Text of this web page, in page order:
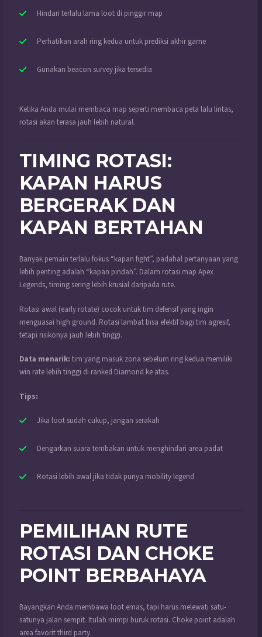
Hindari terlalu lama loot di pinggir map
Perhatikan arah ring kedua untuk prediksi akhir game
Gunakan beacon survey jika tersedia
Ketika Anda mulai membaca map seperti membaca peta lalu lintas,
rotasi akan terasa jauh lebih natural.
TIMING ROTASI:
KAPAN HARUS
BERGERAK DAN
KAPAN BERTAHAN
Banyak pemain terlalu fokus “kapan fight”, padahal pertanyaan yang
lebih penting adalah “kapan pindah”. Dalam rotasi map Apex
Legends, timing sering lebih krusial daripada rute.
Rotasi awal (early rotate) cocok untuk tim defensif yang ingin
menguasai high ground. Rotasi lambat bisa efektif bagi tim agresif,
tetapi risikonya jauh lebih tinggi.
Data menarik: tim yang masuk zona sebelum ring kedua memiliki
win rate lebih tinggi di ranked Diamond ke atas.
Tips:
Jika loot sudah cukup, jangan serakah
Dengarkan suara tembakan untuk menghindari area padat
Rotasi lebih awal jika tidak punya mobility legend
PEMILIHAN RUTE
ROTASI DAN CHOKE
POINT BERBAHAYA
Bayangkan Anda membawa loot emas, tapi harus melewati satu-
satunya jalan sempit. Itulah mimpi buruk rotasi. Choke point adalah
area favorit third party.